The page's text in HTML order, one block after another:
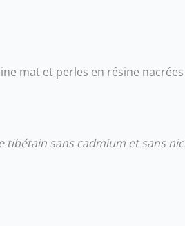
mat et perles en résine
tibétain sans cadmium et sans